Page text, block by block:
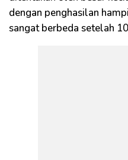
dengan penghasilan
sangat berbeda setelah